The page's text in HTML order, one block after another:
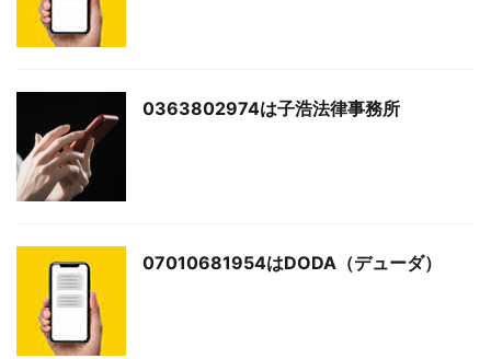
0363802974は子浩法律事務所
07010681954はDODA（デューダ）